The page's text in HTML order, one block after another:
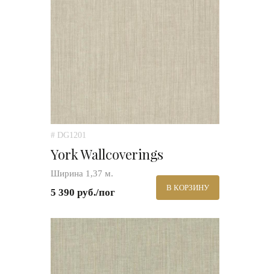
# DG1201
York Wallcoverings
Ширина 1,37 м.
5 390 руб./пог В КОРЗИНУ